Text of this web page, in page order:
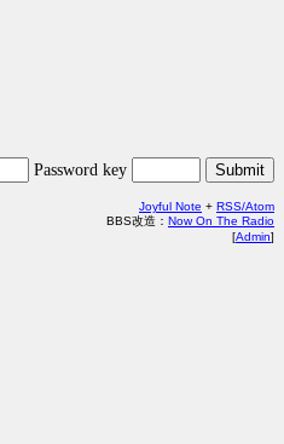
Password key
Joyful Note + RSS/Atom
BBS改造： Now On The Radio
[Admin]